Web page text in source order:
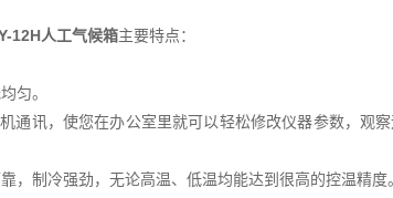
12H人工气候箱主要特点：
匀。
通讯，使您在办公室里就可以轻松修改仪器参数，观
，制冷强劲，无论高温、低温均能达到很高的控温精度